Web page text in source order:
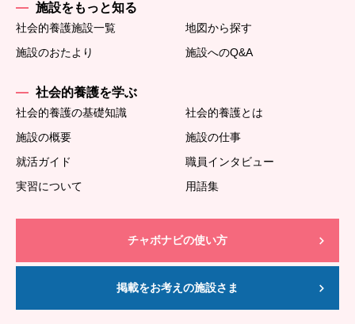
施設をもっと知る
社会的養護施設一覧
地図から探す
施設のおたより
施設へのQ&A
社会的養護を学ぶ
社会的養護の基礎知識
社会的養護とは
施設の概要
施設の仕事
就活ガイド
職員インタビュー
実習について
用語集
チャボナビの使い方
掲載をお考えの施設さま